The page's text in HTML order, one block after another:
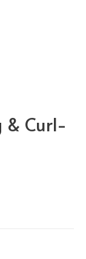
& Curl-